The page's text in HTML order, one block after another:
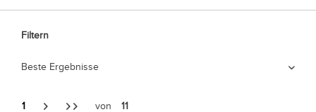
Filtern
1 von 11